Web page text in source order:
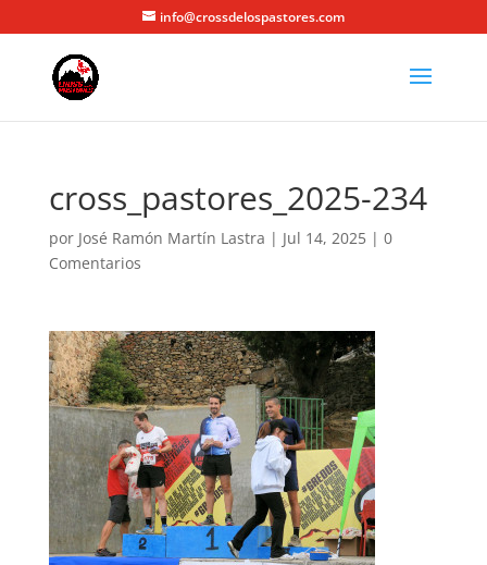
info@crossdelospastores.com
cross_pastores_2025-234
por José Ramón Martín Lastra | Jul 14, 2025| 0
Comentarios